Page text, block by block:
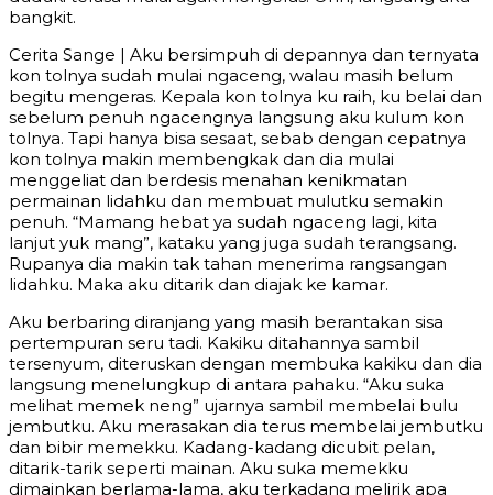
bangkit.
Cerita Sange | Aku bersimpuh di depannya dan ternyata
kon tolnya sudah mulai ngaceng, walau masih belum
begitu mengeras. Kepala kon tolnya ku raih, ku belai dan
sebelum penuh ngacengnya langsung aku kulum kon
tolnya. Tapi hanya bisa sesaat, sebab dengan cepatnya
kon tolnya makin membengkak dan dia mulai
menggeliat dan berdesis menahan kenikmatan
permainan lidahku dan membuat mulutku semakin
penuh. “Mamang hebat ya sudah ngaceng lagi, kita
lanjut yuk mang”, kataku yang juga sudah terangsang.
Rupanya dia makin tak tahan menerima rangsangan
lidahku. Maka aku ditarik dan diajak ke kamar.
Aku berbaring diranjang yang masih berantakan sisa
pertempuran seru tadi. Kakiku ditahannya sambil
tersenyum, diteruskan dengan membuka kakiku dan dia
langsung menelungkup di antara pahaku. “Aku suka
melihat memek neng” ujarnya sambil membelai bulu
jembutku. Aku merasakan dia terus membelai jembutku
dan bibir memekku. Kadang-kadang dicubit pelan,
ditarik-tarik seperti mainan. Aku suka memekku
dimainkan berlama-lama, aku terkadang melirik apa